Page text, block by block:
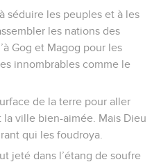
séduire les peuples et à les
les nations des
Gog et Magog pour les
innombrables comme le
de la terre pour aller
la ville bien-aimée. Mais Dieu
qui les foudroya.
jeté dans l’étang de soufre